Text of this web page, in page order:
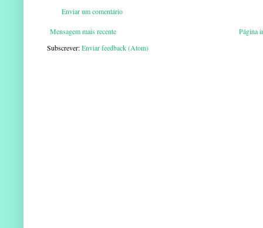
Enviar um comentário
Mensagem mais recente
Página
Subscrever:Enviar feedback (Atom)